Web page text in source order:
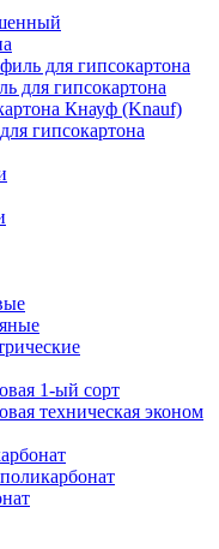
для гипсокартона
для гипсокартона
Кнауф (Knauf)
гипсокартона
1-ый сорт
техническая эконом